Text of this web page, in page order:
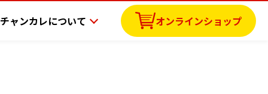
チャンカレについて オンラインショップ